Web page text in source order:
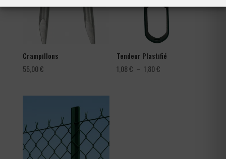
Crampillons
55,00€
Tendeur Plastifié
1,08€ – 1,80€